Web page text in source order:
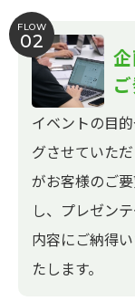
FLOW
02
イベントの目
グさせていた
がお客様のご
し、プレゼン
内容にご納得
たします。